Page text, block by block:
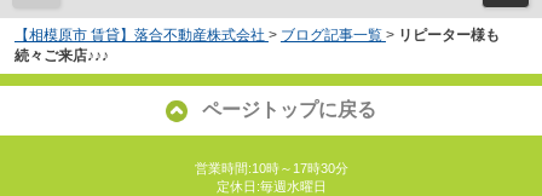
【相模原市 賃貸】落合不動産株式会社 > ブログ記事一覧 > リピーター様も
続々ご来店♪♪♪
ページトップに戻る
営業時間:10時～17時30分
定休日:毎週水曜日